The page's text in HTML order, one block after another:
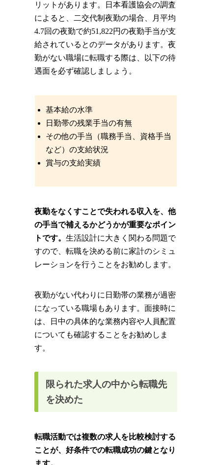
リットがあります。日本看護協会の調査
によると、二交代制夜勤の場合、月平均
4.7回の夜勤で約51,822円の夜勤手当が支
給されているとのデータがあります。夜
勤がない職場に転職する際は、以下の待
遇面を必ず確認しましょう。
基本給の水準
日勤帯の残業手当の有無
その他の手当（職務手当、資格手当
など）の支給状況
賞与の支給実績
夜勤をなくすことで失われる収入を、他
の手当で補えるかどうかが重要なポイン
トです。生活設計に大きく関わる問題で
すので、転職を決める前に家計のシミュ
レーションを行うことをお勧めします。
夜勤がない代わりに日勤帯の業務が過密
になっている職場もあります。面接時に
は、日中の具体的な業務内容や人員配置
についても確認することをお勧めしま
す。
限られた求人の中から転職先
を決めた
転職活動では複数の求人を比較検討する
ことが、好条件での転職成功の鍵となり
ます。